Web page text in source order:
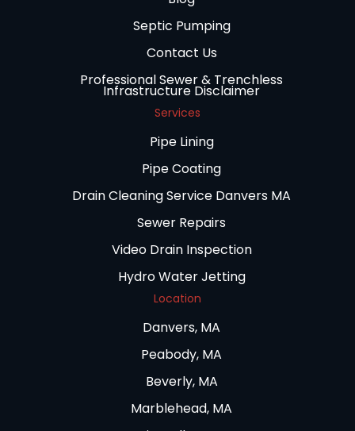
Septic Pumping
Contact Us
Professional Sewer & Trenchless
Infrastructure Disclaimer
Services
Pipe Lining
Pipe Coating
Drain Cleaning Service Danvers MA
Sewer Repairs
Video Drain Inspection
Hydro Water Jetting
Location
Danvers, MA
Peabody, MA
Beverly, MA
Marblehead, MA